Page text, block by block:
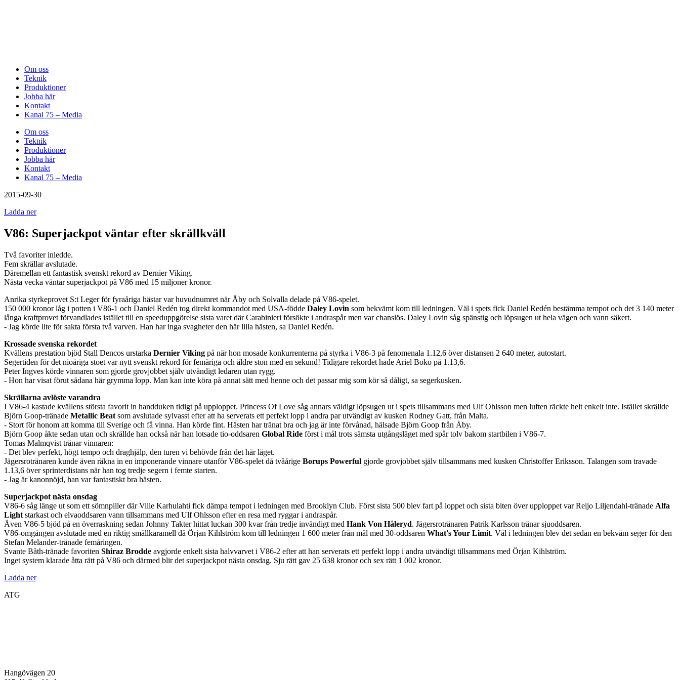
Om oss
Teknik
Produktioner
Jobba här
Kontakt
Kanal 75 – Media
Om oss
Teknik
Produktioner
Jobba här
Kontakt
Kanal 75 – Media
2015-09-30
Ladda ner
V86: Superjackpot väntar efter skrällkväll
Två favoriter inledde.
Fem skrällar avslutade.
Däremellan ett fantastisk svenskt rekord av Dernier Viking.
Nästa vecka väntar superjackpot på V86 med 15 miljoner kronor.
Anrika styrkeprovet S:t Leger för fyraåriga hästar var huvudnumret när Åby och Solvalla delade på V86-spelet.
150 000 kronor låg i potten i V86-1 och Daniel Redén tog direkt kommandot med USA-födde Daley Lovin som bekvämt kom till ledningen. Väl i spets fick Daniel Redén bestämma tempot och det 3 140 meter
långa kraftprovet förvandlades istället till en speeduppgörelse sista varet där Carabinieri försökte i andraspår men var chanslös. Daley Lovin såg spänstig och löpsugen ut hela vägen och vann säkert.
- Jag körde lite för sakta första två varven. Han har inga svagheter den här lilla hästen, sa Daniel Redén.
Krossade svenska rekordet
Kvällens prestation bjöd Stall Dencos urstarka Dernier Viking på när hon mosade konkurrenterna på styrka i V86-3 på fenomenala 1.12,6 över distansen 2 640 meter, autostart.
Segertiden för det nioåriga stoet var nytt svenskt rekord för femåriga och äldre ston med en sekund! Tidigare rekordet hade Ariel Boko på 1.13,6.
Peter Ingves körde vinnaren som gjorde grovjobbet själv utvändigt ledaren utan rygg.
- Hon har visat förut sådana här grymma lopp. Man kan inte köra på annat sätt med henne och det passar mig som kör så dåligt, sa segerkusken.
Skrällarna avlöste varandra
I V86-4 kastade kvällens största favorit in handduken tidigt på upploppet. Princess Of Love såg annars väldigt löpsugen ut i spets tillsammans med Ulf Ohlsson men luften räckte helt enkelt inte. Istället skrällde
Björn Goop-tränade Metallic Beat som avslutade sylvasst efter att ha serverats ett perfekt lopp i andra par utvändigt av kusken Rodney Gatt, från Malta.
- Stort för honom att komma till Sverige och få vinna. Han körde fint. Hästen har tränat bra och jag är inte förvånad, hälsade Björn Goop från Åby.
Björn Goop åkte sedan utan och skrällde han också när han lotsade tio-oddsaren Global Ride först i mål trots sämsta utgångsläget med spår tolv bakom startbilen i V86-7.
Tomas Malmqvist tränar vinnaren:
- Det blev perfekt, högt tempo och draghjälp, den turen vi behövde från det här läget.
Jägersrotränaren kunde även räkna in en imponerande vinnare utanför V86-spelet då tvåårige Borups Powerful gjorde grovjobbet själv tillsammans med kusken Christoffer Eriksson. Talangen som travade
1.13,6 över sprinterdistans när han tog tredje segern i femte starten.
- Jag är kanonnöjd, han var fantastiskt bra hästen.
Superjackpot nästa onsdag
V86-6 såg länge ut som ett sömnpiller där Ville Karhulahti fick dämpa tempot i ledningen med Brooklyn Club. Först sista 500 blev fart på loppet och sista biten över upploppet var Reijo Liljendahl-tränade Alfa
Light starkast och elvaoddsaren vann tillsammans med Ulf Ohlsson efter en resa med ryggar i andraspår.
Även V86-5 bjöd på en överraskning sedan Johnny Takter hittat luckan 300 kvar från tredje invändigt med Hank Von Håleryd. Jägersrotränaren Patrik Karlsson tränar sjuoddsaren.
V86-omgången avslutade med en riktig smällkaramell då Örjan Kihlström kom till ledningen 1 600 meter från mål med 30-oddsaren What's Your Limit. Väl i ledningen blev det sedan en bekväm seger för den
Stefan Melander-tränade femåringen.
Svante Båth-tränade favoriten Shiraz Brodde avgjorde enkelt sista halvvarvet i V86-2 efter att han serverats ett perfekt lopp i andra utvändigt tillsammans med Örjan Kihlström.
Inget system klarade åtta rätt på V86 och därmed blir det superjackpot nästa onsdag. Sju rätt gav 25 638 kronor och sex rätt 1 002 kronor.
Ladda ner
ATG
Hangövägen 20